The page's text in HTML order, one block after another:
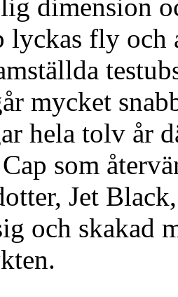
dimension
lyckas fly och
mycket
hela tolv år
som
Jet
och skakad